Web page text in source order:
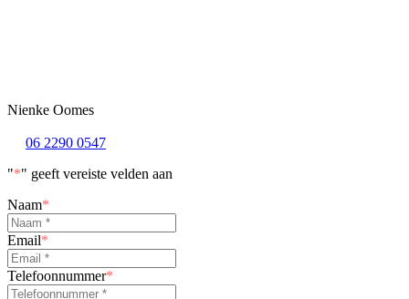
Nienke Oomes
06 2290 0547
"*" geeft vereiste velden aan
Naam*
Email*
Telefoonnummer*